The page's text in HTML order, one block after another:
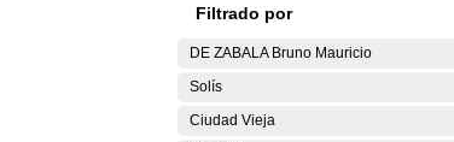
Filtrado por
DE ZABALA Bruno Mauricio
Solís
Ciudad Vieja